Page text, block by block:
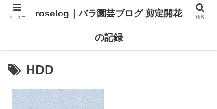
HDD
メニュー roselog｜バラ園芸ブログ 剪定開花
の記録
検索